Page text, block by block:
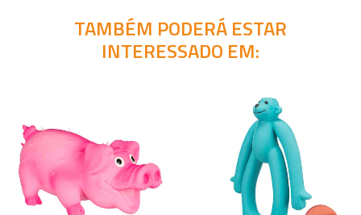
TAMBÉM PODERÁ ESTAR
INTERESSADO EM: